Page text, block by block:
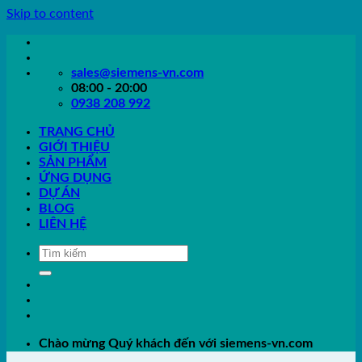
Skip to content
sales@siemens-vn.com
08:00 - 20:00
0938 208 992
TRANG CHỦ
GIỚI THIỆU
SẢN PHẨM
ỨNG DỤNG
DỰ ÁN
BLOG
LIÊN HỆ
Chào mừng Quý khách đến với siemens-vn.com